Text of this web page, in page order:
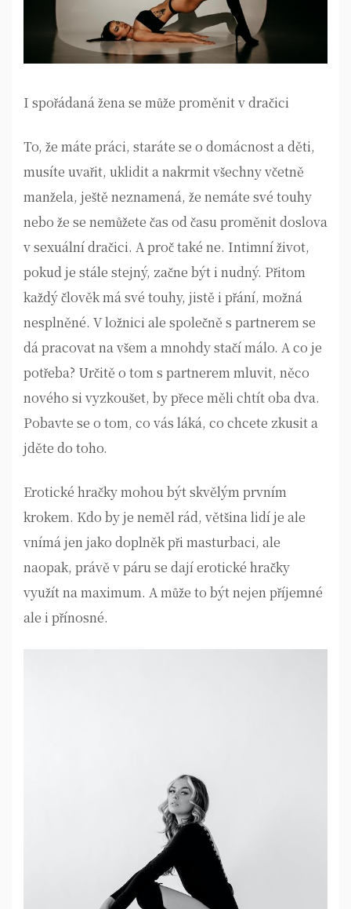
I spořádaná žena se může proměnit v dračici
To, že máte práci, staráte se o domácnost a děti,
musíte uvařit, uklidit a nakrmit všechny včetně
manžela, ještě neznamená, že nemáte své touhy
nebo že se nemůžete čas od času proměnit doslova
v sexuální dračici. A proč také ne. Intimní život,
pokud je stále stejný, začne být i nudný. Přitom
každý člověk má své touhy, jistě i přání, možná
nesplněné. V ložnici ale společně s partnerem se
dá pracovat na všem a mnohdy stačí málo. A co je
potřeba? Určitě o tom s partnerem mluvit, něco
nového si vyzkoušet, by přece měli chtít oba dva.
Pobavte se o tom, co vás láká, co chcete zkusit a
jděte do toho.
Erotické hračky mohou být skvělým prvním
krokem. Kdo by je neměl rád, většina lidí je ale
vnímá jen jako doplněk při masturbaci, ale
naopak, právě v páru se dají erotické hračky
využít na maximum. A může to být nejen příjemné
ale i přínosné.